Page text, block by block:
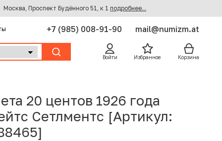
Москва, Проспект Будённого 51, к 1 подробнее...
+7 (985) 008-91-90 mail@numizm.at
Войти Избранное Корзина
20 центов 1926 года
Сетлментс [Артикул: